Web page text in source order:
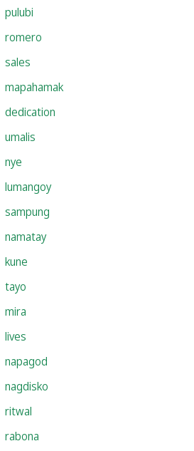
pulubi
romero
sales
mapahamak
dedication
umalis
nye
lumangoy
sampung
namatay
kune
tayo
mira
lives
napagod
nagdisko
ritwal
rabona